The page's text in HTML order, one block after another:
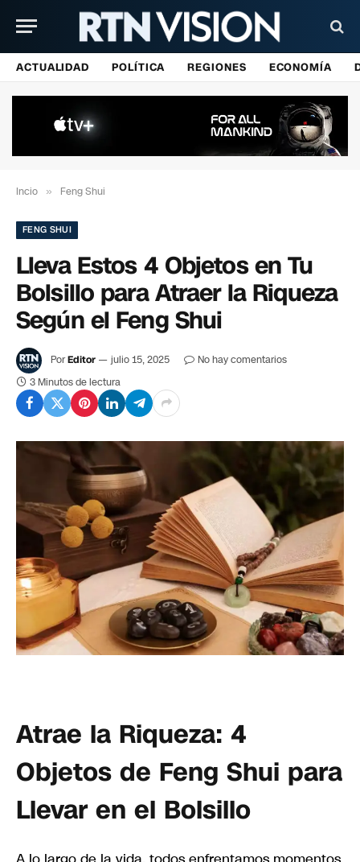
ACTUALIDAD POLÍTICA REGIONES ECONOMÍA
Incio » Feng Shui
FENG SHUI
Lleva Estos 4 Objetos en Tu
Bolsillo para Atraer la Riqueza
Según el Feng Shui
PorEditor julio 15, 2025
No hay comentarios
3 Minutos de lectura
Atrae la Riqueza: 4
Objetos de Feng Shui para
Llevar en el Bolsillo